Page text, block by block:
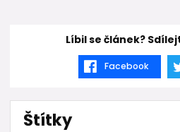
Líbil se článek?
Facebook
Štítky